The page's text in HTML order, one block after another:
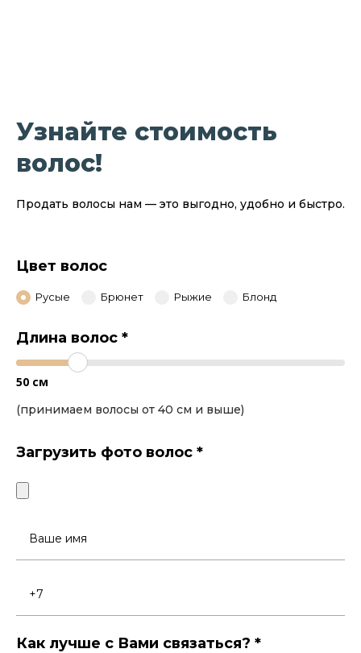
Узнайте стоимость
волос!
Продать волосы нам — это выгодно, удобно и быстро.
Цвет волос
Русые Брюнет Рыжие Блонд
Длина волос *
50 см
(принимаем волосы от 40 см и выше)
Загрузить фото волос *
Ваше
имя
Номер
телефона
Как лучше с Вами связаться? *